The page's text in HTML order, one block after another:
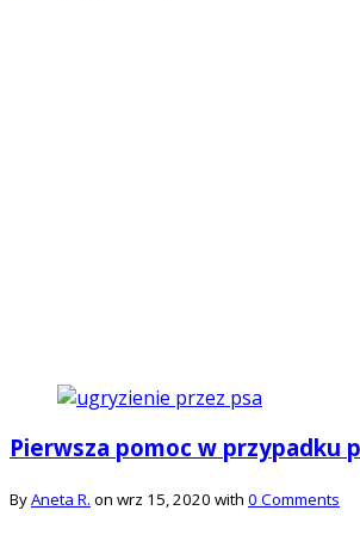
Pierwsza pomoc w przypadku
ByAneta R. on wrz 15, 2020 with 0 Comments